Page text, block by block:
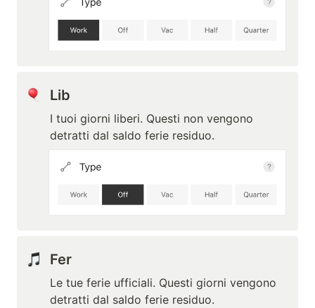
Lib
I tuoi giorni liberi. Questi non vengono
detratti dal saldo ferie residuo.
Fer
Le tue ferie ufficiali. Questi giorni vengono
detratti dal saldo ferie residuo.